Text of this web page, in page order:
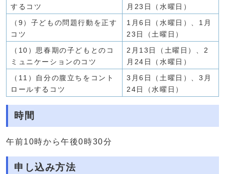
するコツ
月23日（水曜日）
（9）子どもの問題行動を正す
コツ
1月6日（水曜日）、1月
23日（土曜日）
（10）思春期の子どもとのコ
ミュニケーションのコツ
2月13日（土曜日）、2
月24日（水曜日）
（11）自分の腹立ちをコント
ロールするコツ
3月6日（土曜日）、3月
24日（水曜日）
時間
午前10時から午後0時30分
申し込み方法